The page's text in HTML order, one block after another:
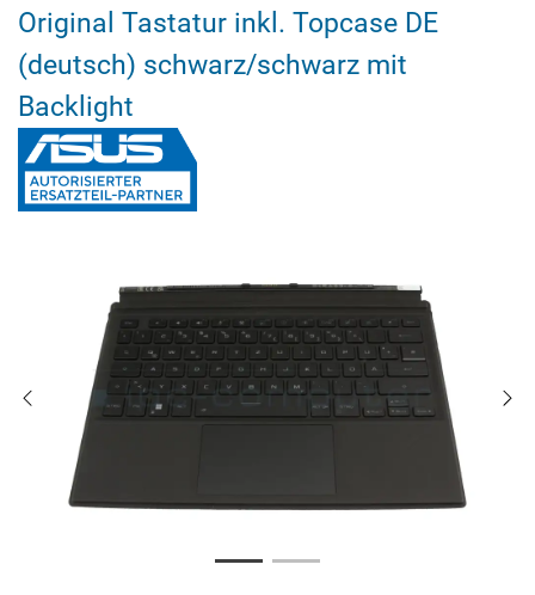
Original Tastatur inkl. Topcase DE
(deutsch) schwarz/schwarz mit
Backlight